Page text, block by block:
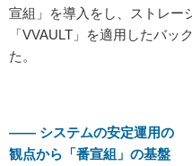
宣組」を導入をし、ストレー
「VVAULT」を適用したバッ
た。
—— システムの安定運用の
観点から「番宣組」の基盤